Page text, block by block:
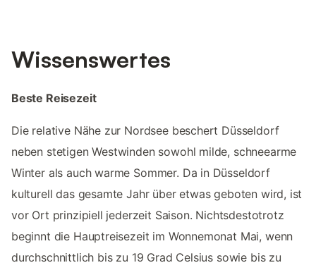
Wissenswertes
Beste Reisezeit
Die relative Nähe zur Nordsee beschert Düsseldorf
neben stetigen Westwinden sowohl milde, schneearme
Winter als auch warme Sommer. Da in Düsseldorf
kulturell das gesamte Jahr über etwas geboten wird, ist
vor Ort prinzipiell jederzeit Saison. Nichtsdestotrotz
beginnt die Hauptreisezeit im Wonnemonat Mai, wenn
durchschnittlich bis zu 19 Grad Celsius sowie bis zu